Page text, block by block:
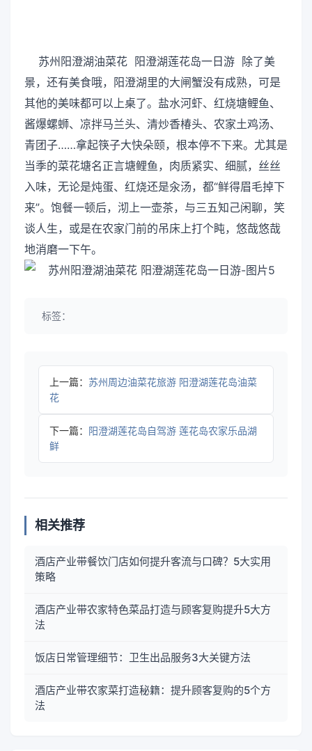
苏州阳澄湖油菜花 阳澄湖莲花岛一日游 除了美
景，还有美食哦，阳澄湖里的大闸蟹没有成熟，可是
其他的美味都可以上桌了。盐水河虾、红烧塘鲤鱼、
酱爆螺蛳、凉拌马兰头、清炒香椿头、农家土鸡汤、
青团子……拿起筷子大快朵颐，根本停不下来。尤其是
当季的菜花塘名正言塘鲤鱼，肉质紧实、细腻，丝丝
入味，无论是炖蛋、红烧还是汆汤，都“鲜得眉毛掉下
来”。饱餐一顿后，沏上一壶茶，与三五知己闲聊，笑
谈人生，或是在农家门前的吊床上打个盹，悠哉悠哉
地消磨一下午。
标签：
上一篇： 苏州周边油菜花旅游 阳澄湖莲花岛油菜
花
下一篇： 阳澄湖莲花岛自驾游 莲花岛农家乐品湖
鲜
相关推荐
酒店产业带餐饮门店如何提升客流与口碑？5大实用
策略
酒店产业带农家特色菜品打造与顾客复购提升5大方
法
饭店日常管理细节：卫生出品服务3大关键方法
酒店产业带农家菜打造秘籍：提升顾客复购的5个方
法